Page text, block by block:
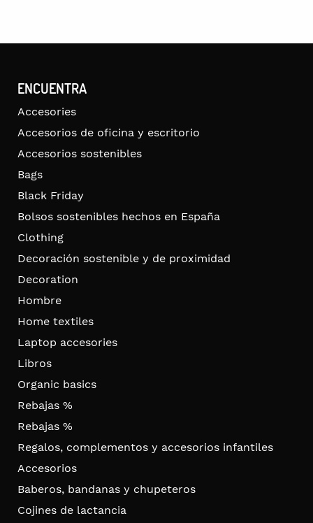
ENCUENTRA
Accesories
Accesorios de oficina y escritorio
Accesorios sostenibles
Bags
Black Friday
Bolsos sostenibles hechos en España
Clothing
Decoración sostenible y de proximidad
Decoration
Hombre
Home textiles
Laptop accesories
Libros
Organic basics
Rebajas %
Rebajas %
Regalos, complementos y accesorios infantiles
Accesorios
Baberos, bandanas y chupeteros
Cojines de lactancia